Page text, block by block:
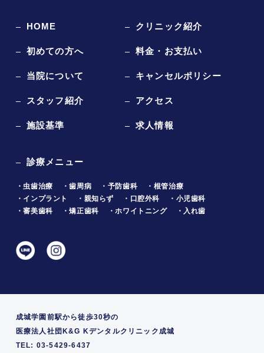
HOME
初めての方へ
当院について
スタッフ紹介
施設基準
クリニック紹介
料金・お支払い
キャンセルポリシー
アクセス
求人情報
診療メニュー
・虫歯治療 ・歯周病 ・予防歯科
・根管治療
・インプラント
・親知らず ・口腔外科
・小児歯科
・審美歯科
・矯正歯科 ・ホワイトニング ・入れ歯
成城学園前駅から徒歩30秒の
医療法人社団K&G Kデンタルクリニック成城
TEL: 03-5429-6437